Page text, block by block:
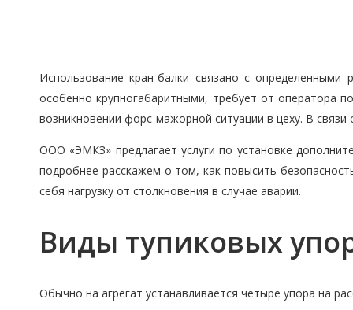
Использование кран-балки связано с
особенно крупногабаритными, требует от оператора
возникновении форс-мажорной ситуации в цеху. В
ООО «ЭМКЗ» предлагает услуги по установке
подробнее расскажем о том, как повысить
себя нагрузку от столкновения в случае аварии.
Виды тупиковых
Обычно на агрегат устанавливается четыре упора на